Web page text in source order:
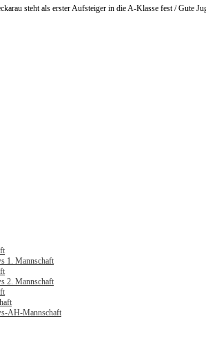
steht als erster Aufsteiger in die A-Klasse fest / Gute
1. Mannschaft
2. Mannschaft
AH-Mannschaft